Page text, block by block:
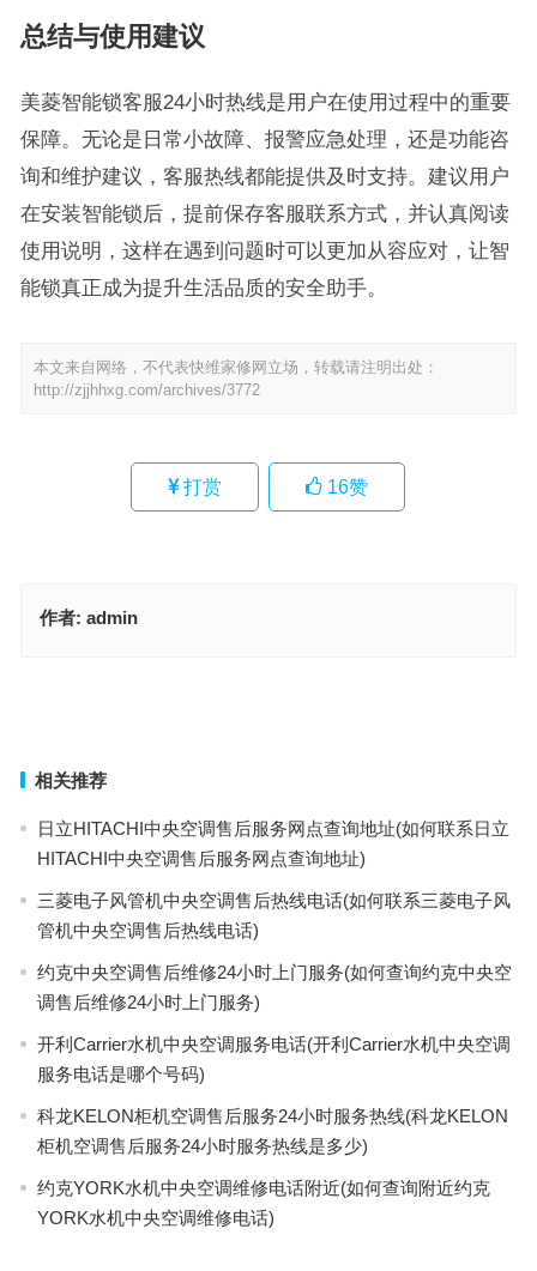
总结与使用建议
美菱智能锁客服24小时热线是用户在使用过程中的重要
保障。无论是日常小故障、报警应急处理，还是功能咨
询和维护建议，客服热线都能提供及时支持。建议用户
在安装智能锁后，提前保存客服联系方式，并认真阅读
使用说明，这样在遇到问题时可以更加从容应对，让智
能锁真正成为提升生活品质的安全助手。
本文来自网络，不代表快维家修网立场，转载请注明出处：
http://zjjhhxg.com/archives/3772
打赏 16赞
作者: admin
相关推荐
日立HITACHI中央空调售后服务网点查询地址(如何联系日立
HITACHI中央空调售后服务网点查询地址)
三菱电子风管机中央空调售后热线电话(如何联系三菱电子风
管机中央空调售后热线电话)
约克中央空调售后维修24小时上门服务(如何查询约克中央空
调售后维修24小时上门服务)
开利Carrier水机中央空调服务电话(开利Carrier水机中央空调
服务电话是哪个号码)
科龙KELON柜机空调售后服务24小时服务热线(科龙KELON
柜机空调售后服务24小时服务热线是多少)
约克YORK水机中央空调维修电话附近(如何查询附近约克
YORK水机中央空调维修电话)